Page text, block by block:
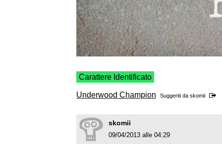
Carattere Identificato
Underwood Champion Suggeriti da skomii
skomii
09/04/2013 alle 04:29